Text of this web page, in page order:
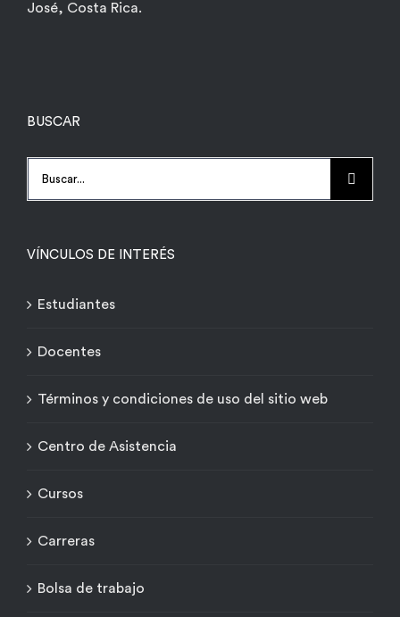
José, Costa Rica.
BUSCAR
Buscar:
VÍNCULOS DE INTERÉS
Estudiantes
Docentes
Términos y condiciones de uso del sitio web
Centro de Asistencia
Cursos
Carreras
Bolsa de trabajo